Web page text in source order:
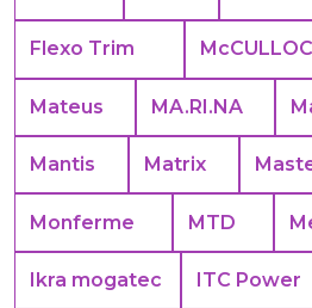
Flexo Trim
Mateus MA.RI.NA
Mantis Matrix
Monferme MTD
Ikra mogatec ITC Power